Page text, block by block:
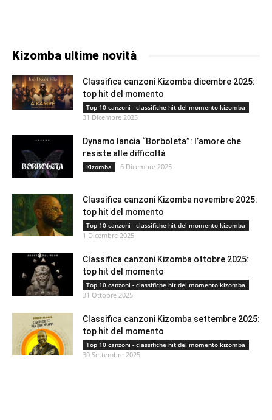
Kizomba ultime novità
Classifica canzoni Kizomba dicembre 2025:
top hit del momento
Top 10 canzoni - classifiche hit del momento kizomba
31 Dicembre 2025
Dynamo lancia “Borboleta”: l’amore che
resiste alle difficoltà
Kizomba 6 Dicembre 2025
Classifica canzoni Kizomba novembre 2025:
top hit del momento
Top 10 canzoni - classifiche hit del momento kizomba
1 Dicembre 2025
Classifica canzoni Kizomba ottobre 2025:
top hit del momento
Top 10 canzoni - classifiche hit del momento kizomba
31 Ottobre 2025
Classifica canzoni Kizomba settembre 2025:
top hit del momento
Top 10 canzoni - classifiche hit del momento kizomba
30 Settembre 2025